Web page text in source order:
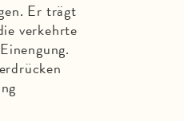
Er trägt
verkehrte